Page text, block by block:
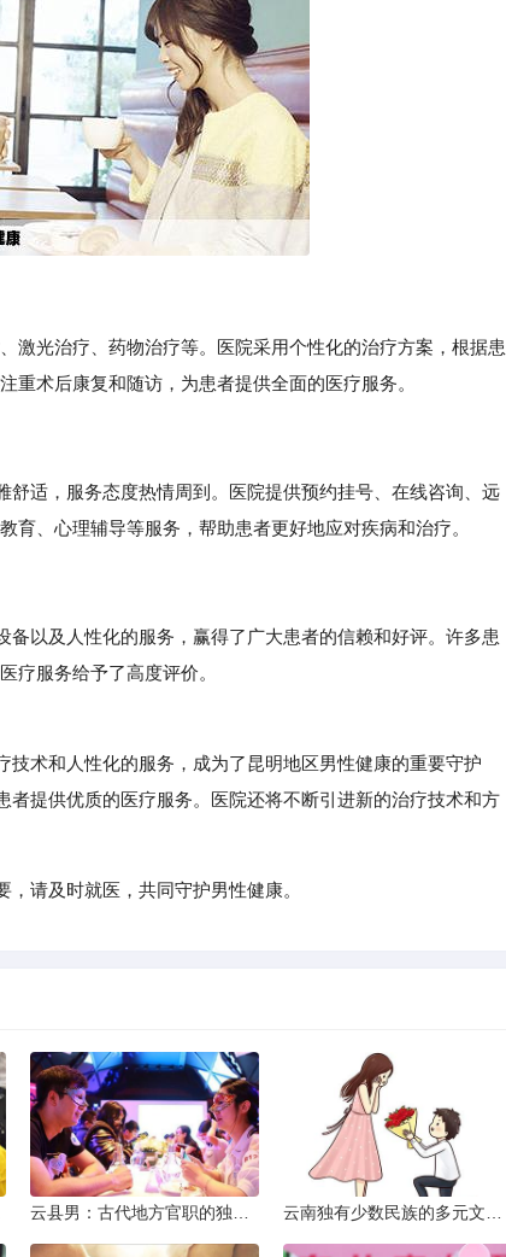
激光治疗、药物治疗等。医院采用个性化的治疗方案，根据患
术后康复和随访，为患者提供全面的医疗服务。
舒适，服务态度热情周到。医院提供预约挂号、在线咨询、远
、心理辅导等服务，帮助患者更好地应对疾病和治疗。
备以及人性化的服务，赢得了广大患者的信赖和好评。许多患
疗服务给予了高度评价。
术和人性化的服务，成为了昆明地区男性健康的重要守护
者提供优质的医疗服务。医院还将不断引进新的治疗技术和方
请及时就医，共同守护男性健康。